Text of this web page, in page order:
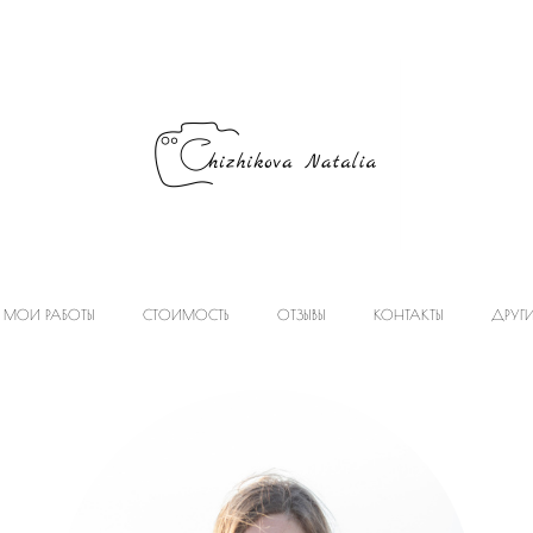
МОИ РАБОТЫ СТОИМОСТЬ ОТЗЫВЫ КОНТАКТЫ